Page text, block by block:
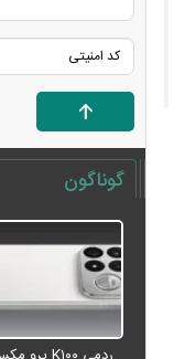
گوناگون